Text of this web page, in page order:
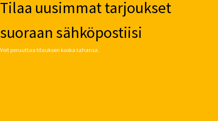
Tilaa uusimmat tarjoukset
suoraan sähköpostiisi
Voit peruuttaa tilauksen koska tahansa.